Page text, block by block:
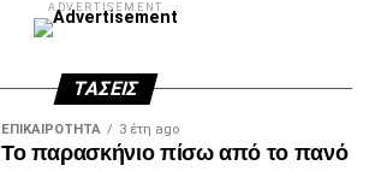
ADVERTISEMENT
ΤΆΣΕΙΣ
ΕΠΙΚΑΙΡΌΤΗΤΑ 3 έτη ago
Το παρασκήνιο πίσω από το πανό